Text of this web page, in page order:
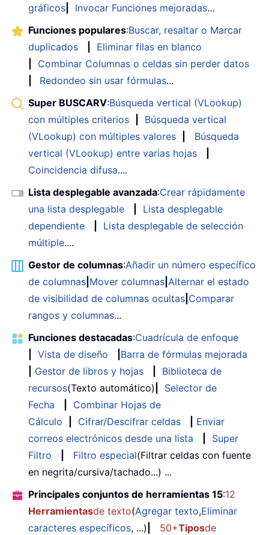
gráficos
Invocar Funciones mejoradas…
Funciones populares:Buscar, resaltar o Marcar
duplicados
Eliminar filas en blanco
Combinar Columnas o celdas sin perder datos
Redondeo sin usar fórmulas...
Super BUSCARV:Búsqueda vertical (VLookup)
con múltiples criterios
Búsqueda vertical
(VLookup) con múltiples valores
Búsqueda
vertical (VLookup) entre varias hojas
Coincidencia difusa....
Lista desplegable avanzada:Crear rápidamente
una lista desplegable
Lista desplegable
dependiente
Lista desplegable de selección
múltiple....
Gestor de columnas:Añadir un número específico
de columnas Mover columnas Alternar el estado
de visibilidad de columnas ocultas Comparar
rangos y columnas...
Funciones destacadas:Cuadrícula de enfoque
Vista de diseño
Barra de fórmulas mejorada
Gestor de libros y hojas
Biblioteca de
recursos(Texto automático)
Selector de
Fecha
Combinar Hojas de
Cálculo
Cifrar/Descifrar celdas
Enviar
correos electrónicos desde una lista
Super
Filtro
Filtro especial(Filtrar celdas con fuente
en negrita/cursiva/tachado...) ...
Principales conjuntos de herramientas 15:12
Herramientasde texto(Agregar texto,Eliminar
caracteres específicos, ...) 50+Tiposde